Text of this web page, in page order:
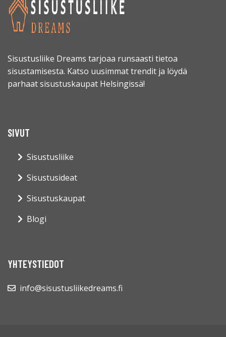
Sisustusliike Dreams tarjoaa runsaasti tietoa
sisustamisesta. Katso uusimmat trendit ja löydä
parhaat sisustuskaupat Helsingissä!
SIVUT
Sisustusliike
Sisustusideat
Sisustuskaupat
Blogi
YHTEYSTIEDOT
info@sisustusliikedreams.fi